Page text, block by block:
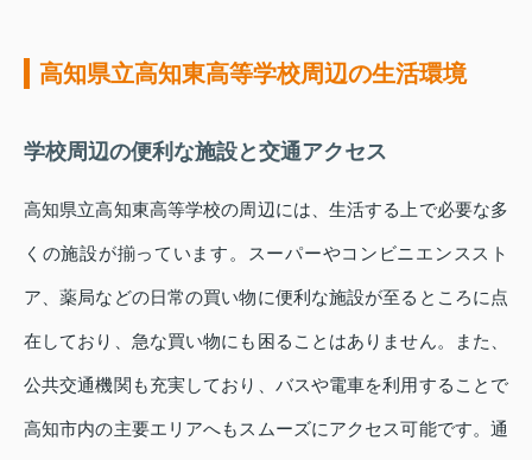
高知県立高知東高等学校周辺の生活環境
学校周辺の便利な施設と交通アクセス
高知県立高知東高等学校の周辺には、生活する上で必要な多
くの施設が揃っています。スーパーやコンビニエンススト
ア、薬局などの日常の買い物に便利な施設が至るところに点
在しており、急な買い物にも困ることはありません。また、
公共交通機関も充実しており、バスや電車を利用することで
高知市内の主要エリアへもスムーズにアクセス可能です。通